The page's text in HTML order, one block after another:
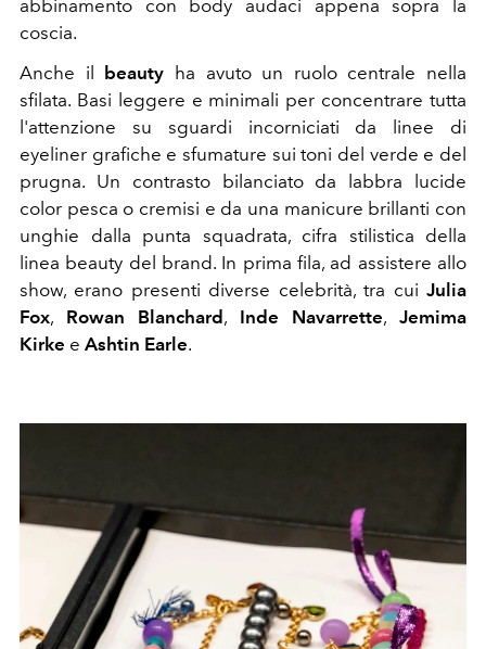
abbinamento con body audaci appena sopra la
coscia.
Anche il beauty ha avuto un ruolo centrale nella
sfilata. Basi leggere e minimali per concentrare tutta
l'attenzione su sguardi incorniciati da linee di
eyeliner grafiche e sfumature sui toni del verde e del
prugna. Un contrasto bilanciato da labbra lucide
color pesca o cremisi e da una manicure brillanti con
unghie dalla punta squadrata, cifra stilistica della
linea beauty del brand. In prima fila, ad assistere allo
show, erano presenti diverse celebrità, tra cui Julia
Fox, Rowan Blanchard, Inde Navarrette, Jemima
Kirke e Ashtin Earle.